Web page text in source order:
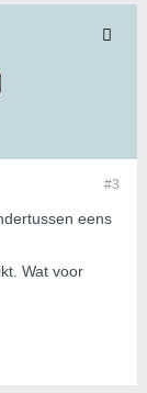
#3
eens
Wat voor